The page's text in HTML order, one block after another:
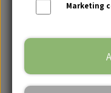
Marketing